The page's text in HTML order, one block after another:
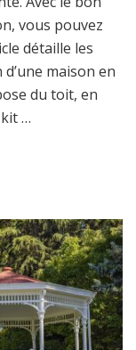
vous pouvez
détaille les
maison en
du toit, en
…